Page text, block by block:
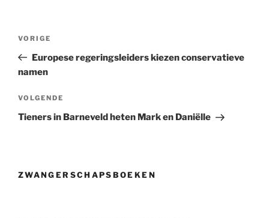
Vorig
bericht
VORIGE
Europese regeringsleiders kiezen conservatieve
namen
Volgend
bericht
VOLGENDE
Tieners in Barneveld heten Mark en Daniëlle
ZWANGERSCHAPSBOEKEN